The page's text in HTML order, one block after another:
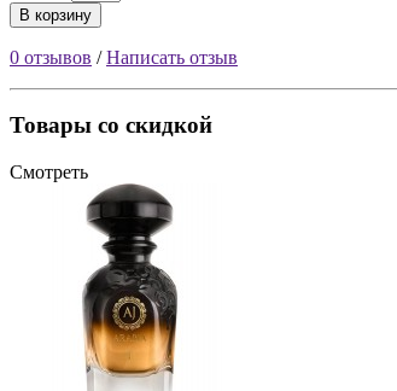
В корзину
0 отзывов /Написать отзыв
Товары со скидкой
Смотреть